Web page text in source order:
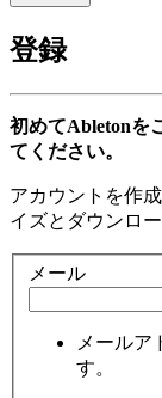
登録
初めてAbletonを
てください。
アカウントを作
イズとダウンロ
メール
メールア
す。